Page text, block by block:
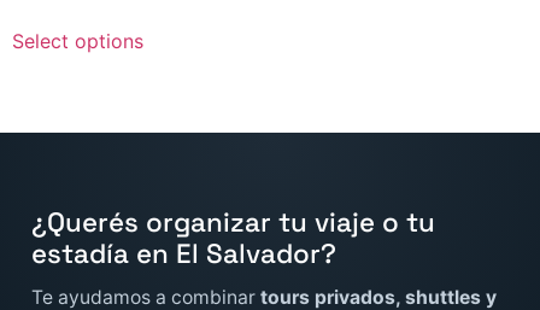
Select options
¿Querés organizar tu viaje o tu
estadía en El Salvador?
Te ayudamos a combinar tours privados, shuttles y